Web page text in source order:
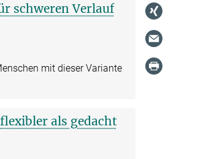
schweren Verlauf
mit dieser Variante
als gedacht